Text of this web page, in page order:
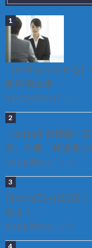
【合否を左右する
回答例30選
114.1k件のビュー
《2018年最新版》
容、年収、外資系も
92.2k件のビュー
日本の広告代理店
紹介！
85.8k件のビュー